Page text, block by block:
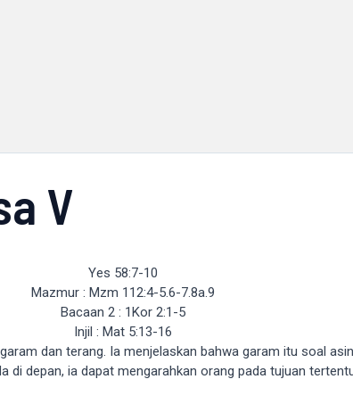
V
Yes 58:7-10
Mazmur : Mzm 112:4-5.6-7.8a.9
Bacaan 2 : 1Kor 2:1-5
Injil : Mat 5:13-16
dan terang. Ia menjelaskan bahwa garam itu soal
depan, ia dapat mengarahkan orang pada tujuan